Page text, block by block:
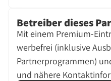
Betreiber dieses
Mit einem Premium-
werbefrei (inklusive
Partnerprogrammen)
und nähere